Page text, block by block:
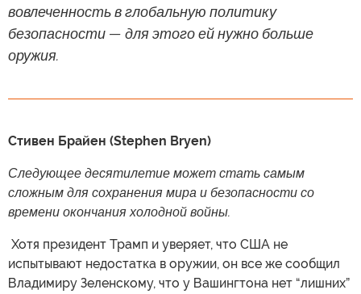
вовлеченность в глобальную политику
безопасности — для этого ей нужно больше
оружия.
Стивен Брайен (Stephen Bryen)
Следующее десятилетие может стать самым
сложным для сохранения мира и безопасности со
времени окончания холодной войны.
​ Хотя президент Трамп и уверяет, что США не
испытывают недостатка в оружии, он все же сообщил
Владимиру Зеленскому, что у Вашингтона нет “лишних”